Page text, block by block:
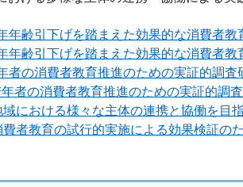
齢引下げを踏まえた効果的な消費者教
齢引下げを踏まえた効果的な消費者教
の消費者教育推進のための実証的調査
者の消費者教育推進のための実証的調
における様々な主体の連携と協働を目
者教育の試行的実施による効果検証の